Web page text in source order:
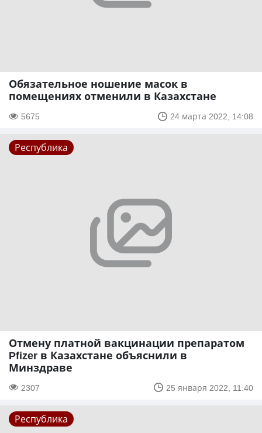
Обязательное ношение масок в
помещениях отменили в Казахстане
5675 24 марта 2022, 14:08
Республика
Отмену платной вакцинации препаратом
Pfizer в Казахстане объяснили в
Минздраве
2307 25 января 2022, 11:40
Республика